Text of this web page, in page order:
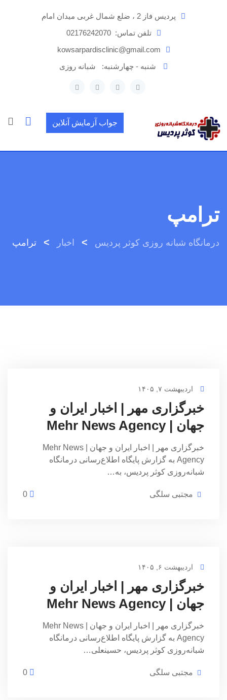
پردیس فاز 2 ، ضلع شمال غربی میدان امام
تلفن تماس:02176242070
kowsarpardisclinic@gmail.com
شنبه - چهارشنبه:
شبانه روزی
جواب آزمایش آنلاین
ترامپ
درمانگاه شبانه روزی کوثر پردیس > اخبار > ترامپ
اردیبهشت ۷, ۱۴۰۵
خبرگزاری مهر | اخبار ایران و
جهان | Mehr News Agency
خبرگزاری مهر | اخبار ایران و جهان | Mehr News
Agency به گزارش پایگاه اطلاع‌رسانی درمانگاه
شبانه‌روزی کوثر پردیس، به…
مجتبی سلگی
اردیبهشت ۶, ۱۴۰۵
خبرگزاری مهر | اخبار ایران و
جهان | Mehr News Agency
خبرگزاری مهر | اخبار ایران و جهان | Mehr News
Agency به گزارش پایگاه اطلاع‌رسانی درمانگاه
شبانه‌روزی کوثر پردیس، حسینعلی…
مجتبی سلگی